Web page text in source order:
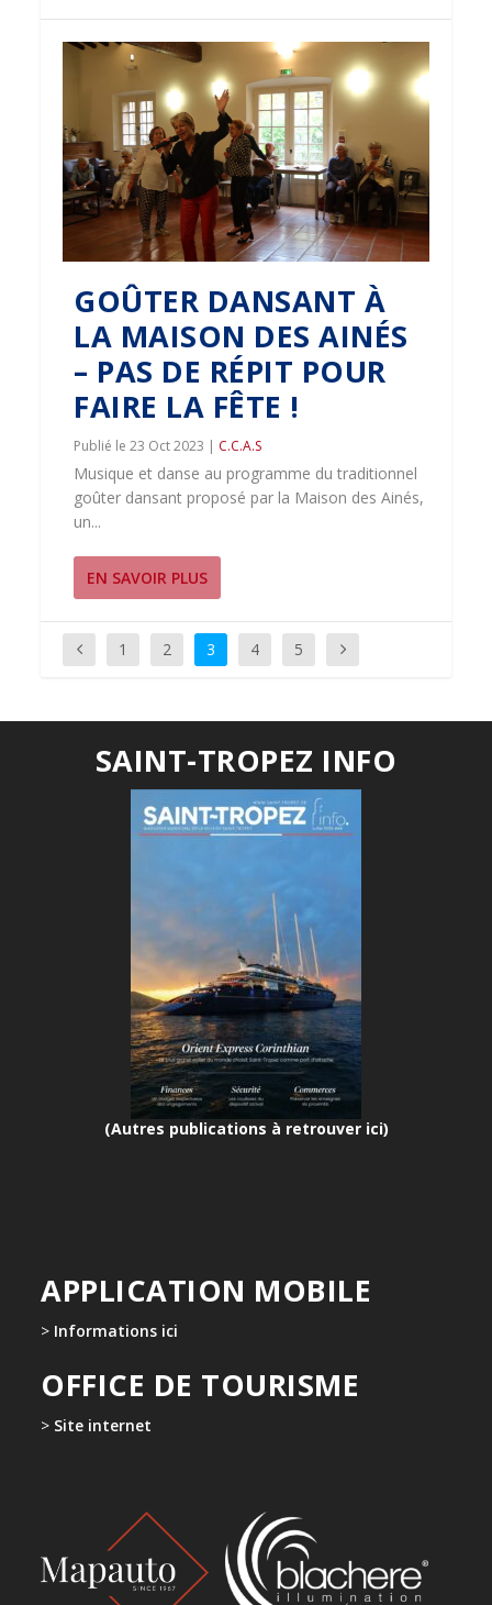
GOÛTER DANSANT À
LA MAISON DES AINÉS
– PAS DE RÉPIT POUR
FAIRE LA FÊTE !
23 Oct 2023 | C.C.A.S
Musique et danse au programme du traditionnel
goûter dansant proposé par la Maison des Ainés,
un...
EN SAVOIR PLUS
1 2 3 4 5
SAINT-TROPEZ INFO
(Autres publications à retrouver ici)
APPLICATION MOBILE
> Informations ici
OFFICE DE TOURISME
> Site internet